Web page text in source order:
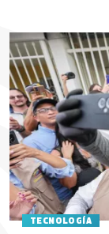
TECNOLOGÍA